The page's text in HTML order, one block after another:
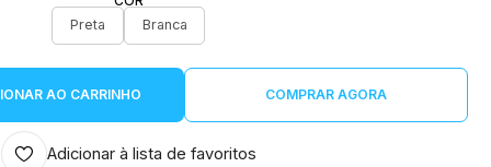
Preta
Branca
AO CARRINHO COMPRAR AGORA
Adicionar à lista de favoritos